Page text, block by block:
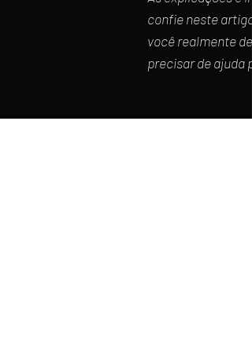
confie neste
você realmente
precisar de ajuda